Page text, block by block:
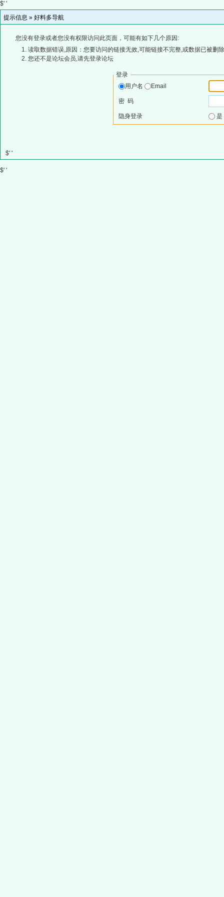
$' '
提示信息 » 好料多导航
您没有登录或者您没有权限访问此页面，可能有如下几个原因:
读取数据错误,原因：您要访问的链接无效,可能链接不完整,或数据已被删
您还不是论坛会员,请先登录论坛
登录
用户名
Email
密 码
隐身登录
$' '
$' '